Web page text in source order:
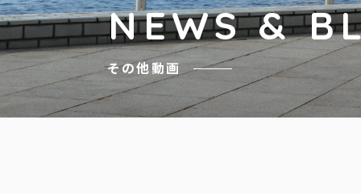
NEWS &
その他動画